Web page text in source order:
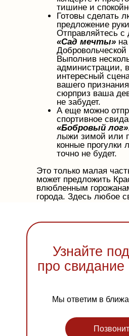
тишине и
Готовы сделать
предложение
Отправляйтесь с
«Сад мечты»
Выполнив
администрации,
интересный
вашего
сюрприз ваша
не забудет.
А еще можно
спортивное
«Бобровый лог»
лыжи зимой или
конные прогулки
точно не будет.
Это только малая
может предложить
влюбленным
города. Здесь любое
Узнайте
про
Мы ответим в